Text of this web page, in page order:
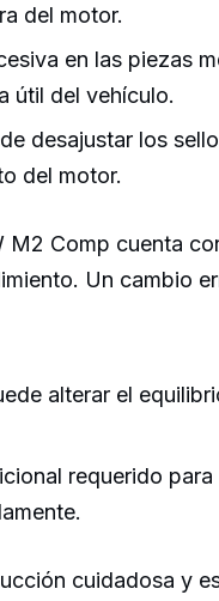
del motor.
en las piezas
útil del vehículo.
desajustar los
del motor.
M2 Comp cuenta
Un cambio
alterar el
requerido
cuidadosa y